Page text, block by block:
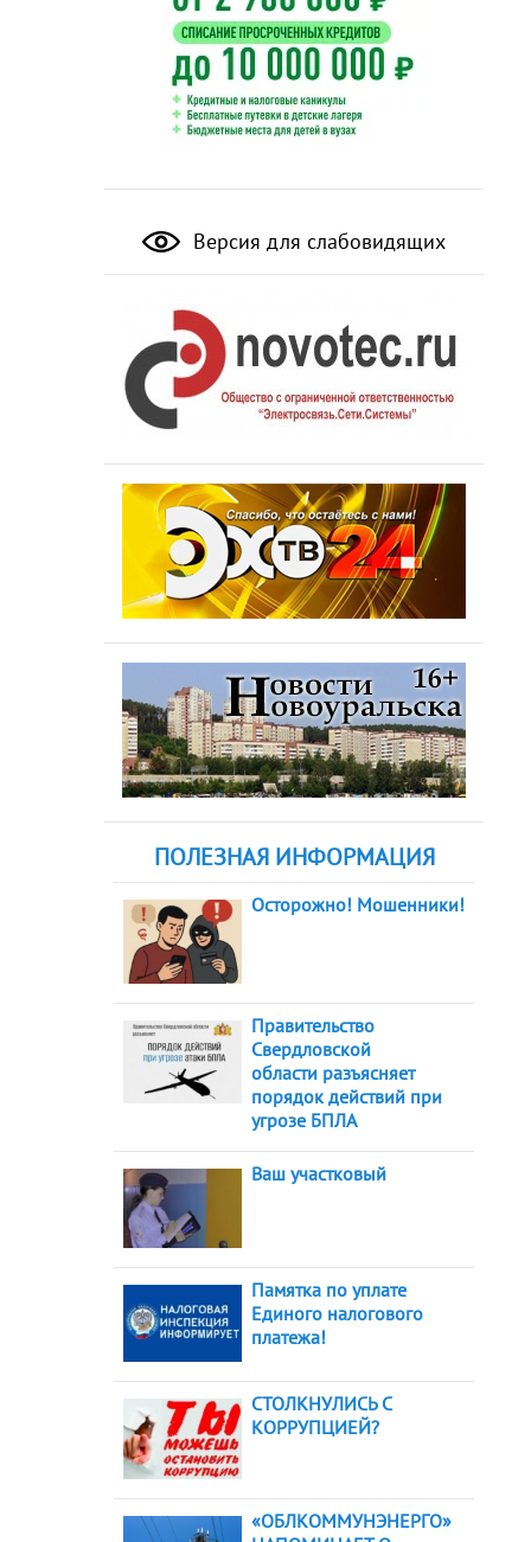
Версия для слабовидящих
ПОЛЕЗНАЯ ИНФОРМАЦИЯ
Осторожно! Мошенники!
Правительство
Свердловской
области разъясняет
порядок действий при
угрозе БПЛА
Ваш участковый
Памятка по уплате
Единого налогового
платежа!
СТОЛКНУЛИСЬ С
КОРРУПЦИЕЙ?
«ОБЛКОММУНЭНЕРГО»